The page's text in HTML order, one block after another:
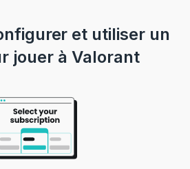
et utiliser un
jouer à Valorant